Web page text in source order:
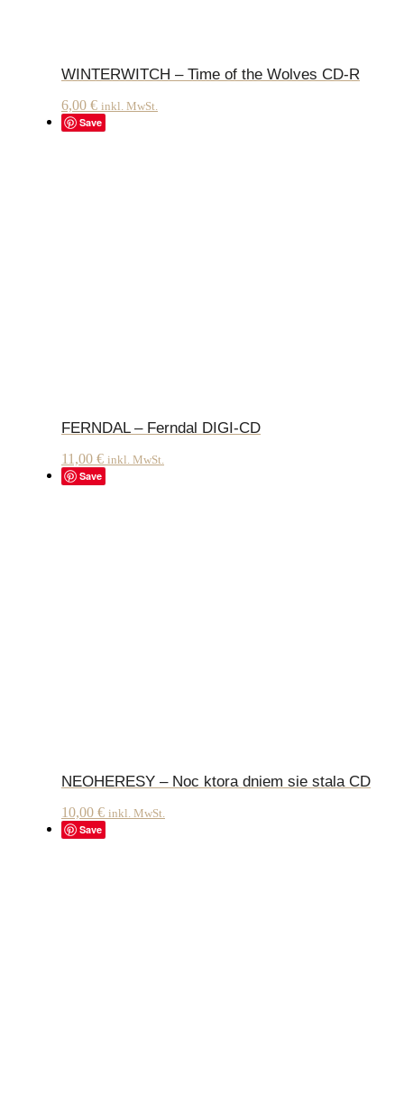
WINTERWITCH – Time of the Wolves CD-R
6,00 € inkl. MwSt.
Save
FERNDAL – Ferndal DIGI-CD
11,00 € inkl. MwSt.
Save
NEOHERESY – Noc ktora dniem sie stala CD
10,00 € inkl. MwSt.
Save